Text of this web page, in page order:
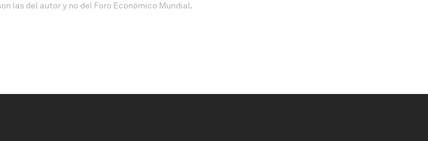
las del autor y no del Foro Económico Mundial.